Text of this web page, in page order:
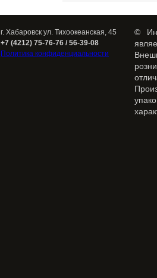
г. Хабаровск ул. Тихоокеанская, 45
+7 (4212) 75-76-76 / 56-39-08
Политика конфиденциальности
©